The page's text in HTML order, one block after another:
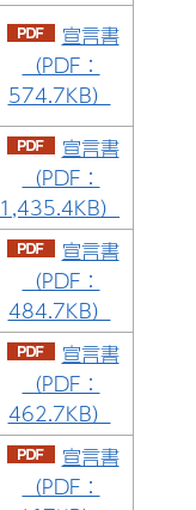
宣言書
（PDF：
574.7KB）
宣言書
（PDF：
1,435.4KB）
宣言書
（PDF：
484.7KB）
宣言書
（PDF：
462.7KB）
宣言書
（PDF：